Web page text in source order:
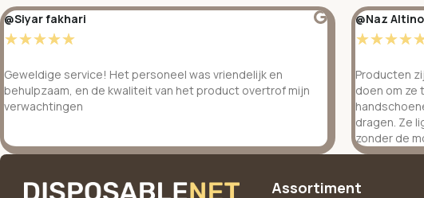
@Siyar fakhari
☆☆☆☆☆
Geweldige service! Het personeel was vriendelijk en
behulpzaam, en de kwaliteit van het product overtrof mijn
verwachtingen
@Naz
☆☆☆☆
Producten
doen om ze
dragen. Ze
zonder de
Assortiment